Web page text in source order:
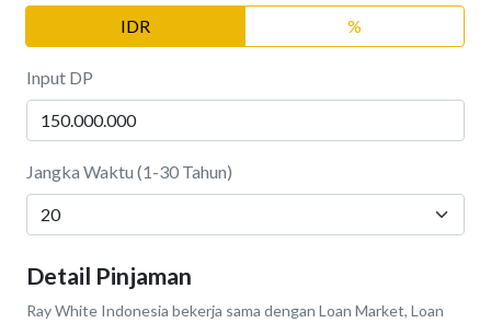
IDR
%
Input DP
Jangka Waktu (1-30 Tahun)
Detail Pinjaman
Ray White Indonesia bekerja sama dengan Loan Market, Loan